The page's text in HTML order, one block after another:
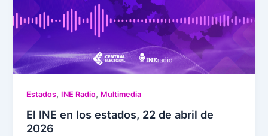
Estados, INE Radio, Multimedia
El INE en los estados, 22 de abril de
2026